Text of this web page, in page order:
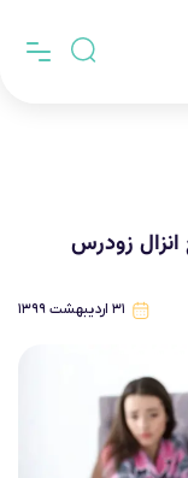
زودرس
۳۱ اردیبهشت ۱۳۹۹